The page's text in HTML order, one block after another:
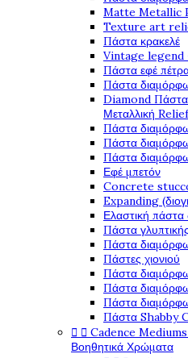
Matte Metallic
Texture art
Πάστα κρακελέ
Vintage legend
Πάστα εφέ
Πάστα
Diamond
Μεταλλική
Πάστα
Πάστα
Πάστα
Εφέ μπετόν
Concrete
Expanding
Ελαστική
Πάστα
Πάστα
Πάστες χιονιού
Πάστα
Πάστα
Πάστα
Πάστα Shabby
  Cadence
Βοηθητικά Χρώματα